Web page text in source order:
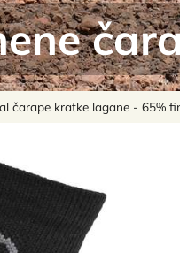
čarape kratke lagane - 65%